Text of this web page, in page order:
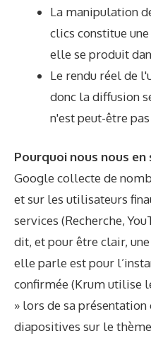
La manipulation
clics constitue
elle se produit
Le rendu réel de
donc la diffusion
n'est peut-être
Pourquoi nous nous en
Google collecte de
et sur les utilisateurs
services (Recherche,
dit, et pour être clair,
elle parle est pour
confirmée (Krum utilise
» lors de sa
diapositives sur le thème